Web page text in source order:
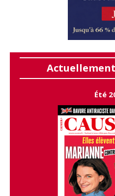
Été